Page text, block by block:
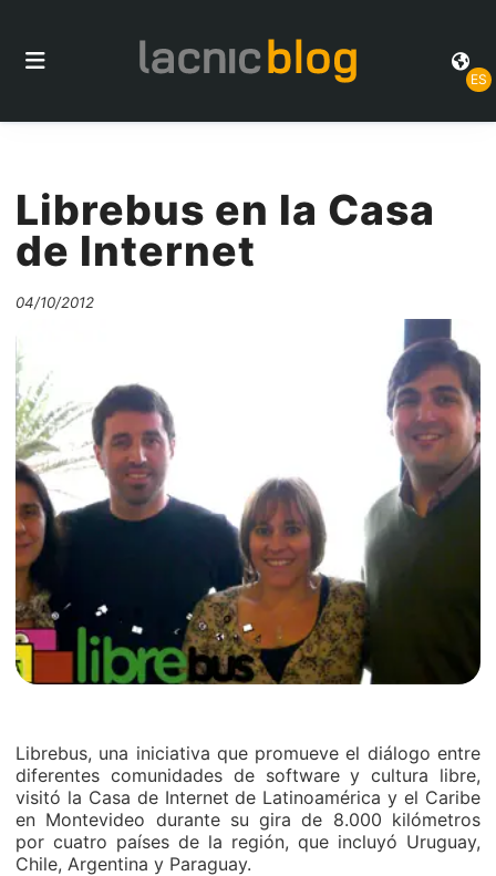
ES
Librebus en la Casa
de Internet
04/10/2012
Librebus, una iniciativa que promueve el diálogo entre
diferentes comunidades de software y cultura libre,
visitó la Casa de Internet de Latinoamérica y el Caribe
en Montevideo durante su gira de 8.000 kilómetros
por cuatro países de la región, que incluyó Uruguay,
Chile, Argentina y Paraguay.